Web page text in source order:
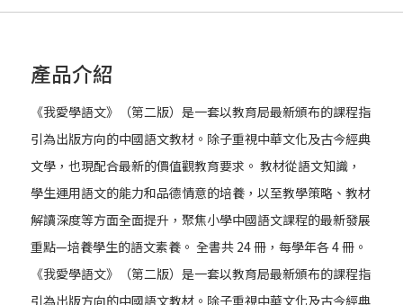
產品介紹
《我愛學語文》（第二版）是一套以教育局最新頒布的課程指
引為出版方向的中國語文教材。除子重視中華文化及古今經典
文學，也現配合最新的價值觀教育要求。 教材從語文知識，
學生運用語文的能力和品德情意的培養，以至教學策略、教材
解讀深度等方面全面提升，聚焦小學中國語文課程的最新發展
重點—培養學生的語文素養。 全書共 24 冊，每學年各 4 冊。
《我愛學語文》（第二版）是一套以教育局最新頒布的課程指
引為出版方向的中國語文教材。除子重視中華文化及古今經典